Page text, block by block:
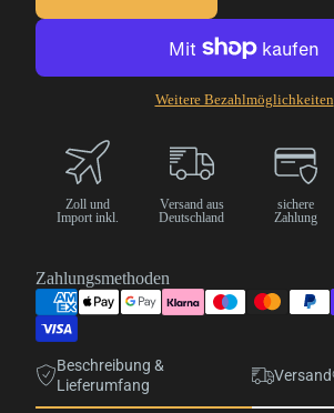
Weitere Bezahlmöglichkeiten
Zoll und
Import inkl.
Versand aus
Deutschland
sichere
Zahlung
Zahlungsmethoden
Beschreibung &
Lieferumfang
Versand